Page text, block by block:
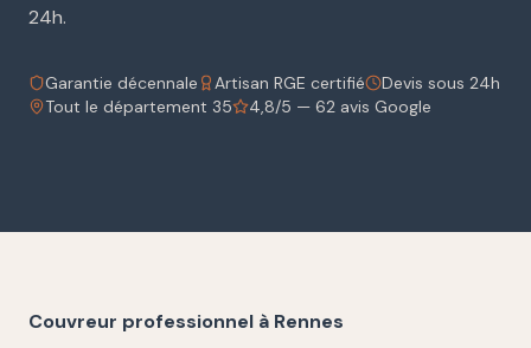
24h.
Garantie décennale Artisan RGE certifié
Devis sous 24h
Tout le département 35
4,8/5 — 62 avis Google
Couvreur professionnel à Rennes